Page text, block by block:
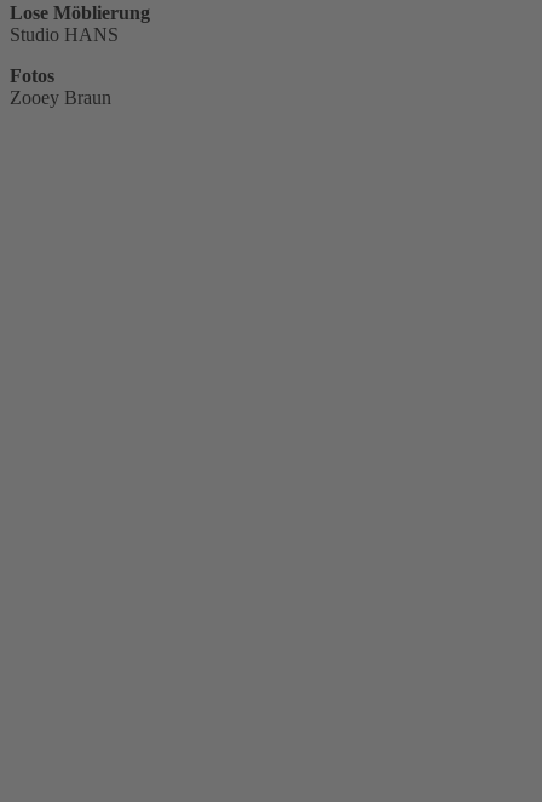
Lose Möblierung
Studio HANS
Fotos
Zooey Braun